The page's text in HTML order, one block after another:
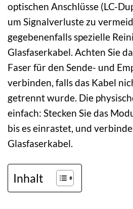
optischen Anschlüsse (LC-
um Signalverluste zu
gegebenenfalls spezielle
Glasfaserkabel. Achten Sie
Faser für den Sende- und
verbinden, falls das Kabel
getrennt wurde. Die
einfach: Stecken Sie das
bis es einrastet, und
Glasfaserkabel.
Inhalt